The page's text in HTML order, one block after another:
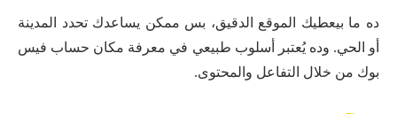
ده ما بيعطيك الموقع الدقيق، بس ممكن يساعدك تحدد المدينة
أو الحي. وده يُعتبر أسلوب طبيعي في معرفة مكان حساب فيس
بوك من خلال التفاعل والمحتوى.